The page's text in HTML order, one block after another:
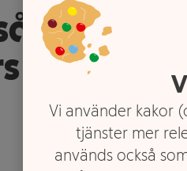
Chefs
Vi använder kakor
tjänster mer
används också